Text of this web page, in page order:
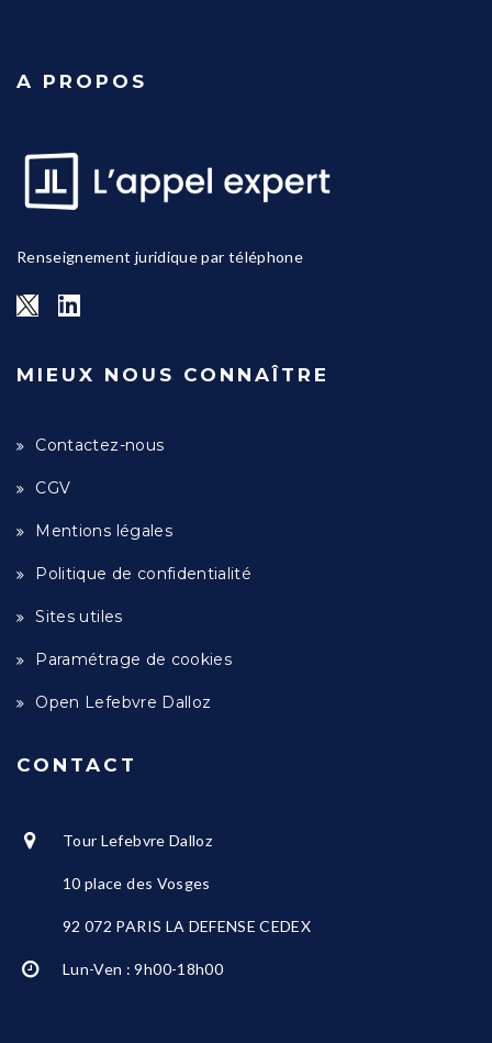
A PROPOS
Renseignement juridique par téléphone
MIEUX NOUS CONNAÎTRE
Contactez-nous
CGV
Mentions légales
Politique de confidentialité
Sites utiles
Paramétrage de cookies
Open Lefebvre Dalloz
CONTACT
Tour Lefebvre Dalloz
10 place des Vosges
92 072 PARIS LA DEFENSE CEDEX
Lun-Ven : 9h00-18h00